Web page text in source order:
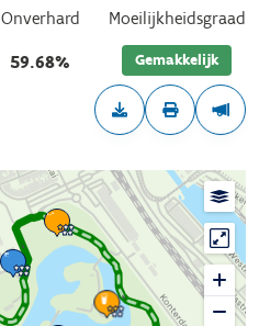
Onverhard
59.68%
Moeilijkheidsgraad
Gemakkelijk